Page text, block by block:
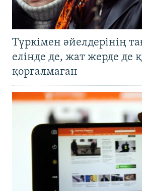
Түркімен әйелдерінің
елінде де, жат жерде де
қорғалмаған